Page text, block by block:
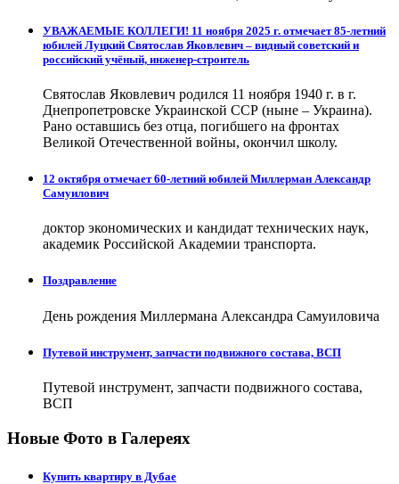
УВАЖАЕМЫЕ КОЛЛЕГИ! 11 ноября 2025 г. отмечает 85-летний
юбилей Луцкий Святослав Яковлевич – видный советский и
российский учёный, инженер-строитель
Святослав Яковлевич родился 11 ноября 1940 г. в г.
Днепропетровске Украинской ССР (ныне – Украина).
Рано оставшись без отца, погибшего на фронтах
Великой Отечественной войны, окончил школу.
12 октября отмечает 60-летний юбилей Миллерман Александр
Самуилович
доктор экономических и кандидат технических наук,
академик Российской Академии транспорта.
Поздравление
День рождения Миллермана Александра Самуиловича
Путевой инструмент, запчасти подвижного состава, ВСП
Путевой инструмент, запчасти подвижного состава,
ВСП
Новые Фото в Галереях
Купить квартиру в Дубае